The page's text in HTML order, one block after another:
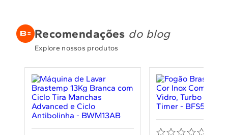
Recomendações do blog
Explore nossos produtos